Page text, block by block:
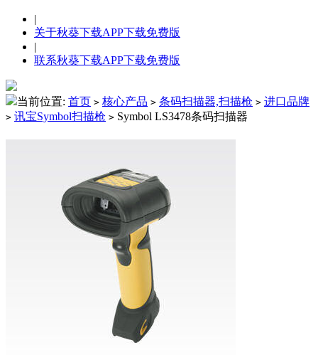
|
关于秋葵下载APP下载免费版
|
联系秋葵下载APP下载免费版
当前位置: 首页 > 核心产品 > 条码扫描器,扫描枪 > 进口品牌
> 讯宝Symbol扫描枪 > Symbol LS3478条码扫描器